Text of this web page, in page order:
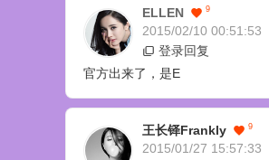
ELLEN 9
2015/02/10 00:51:53
登录回复
官方出来了，是E
王长铎Frankly 9
2015/01/27 15:57:33